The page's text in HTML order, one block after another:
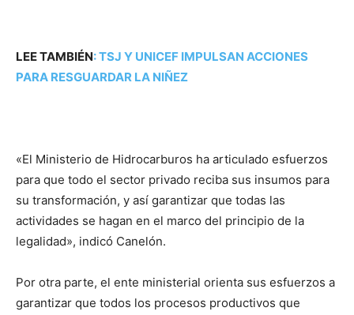
LEE TAMBIÉN:TSJ Y UNICEF IMPULSAN ACCIONES
PARA RESGUARDAR LA NIÑEZ
«El Ministerio de Hidrocarburos ha articulado esfuerzos
para que todo el sector privado reciba sus insumos para
su transformación, y así garantizar que todas las
actividades se hagan en el marco del principio de la
legalidad», indicó Canelón.
Por otra parte, el ente ministerial orienta sus esfuerzos a
garantizar que todos los procesos productivos que